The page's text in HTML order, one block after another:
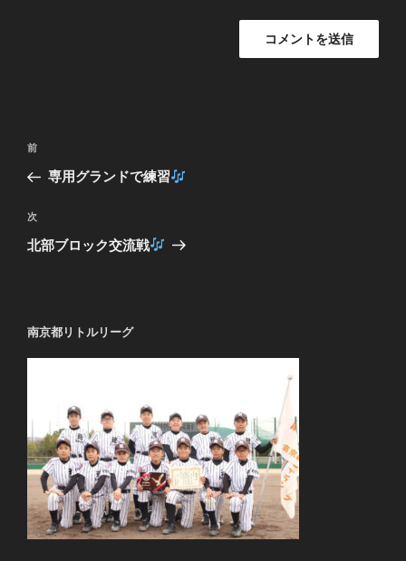
投
ナ
ビ
ゲ
ン
過
去
投
稿
前
専用グランドで練習
次
の
次
北部ブロック交流戦
南京都リトルリーグ